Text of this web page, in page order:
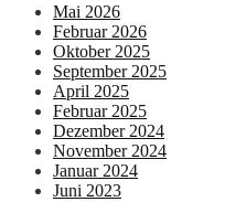
Mai 2026
Februar 2026
Oktober 2025
September 2025
April 2025
Februar 2025
Dezember 2024
November 2024
Januar 2024
Juni 2023